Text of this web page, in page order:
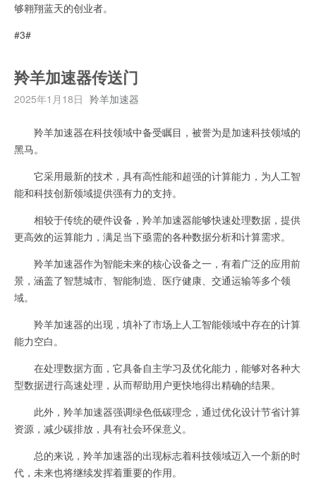
够翱翔蓝天的创业者。
#3#
羚羊加速器传送门
2025年1月18日 羚羊加速器
羚羊加速器在科技领域中备受瞩目，被誉为是加速科技领域的
黑马。
它采用最新的技术，具有高性能和超强的计算能力，为人工智
能和科技创新领域提供强有力的支持。
相较于传统的硬件设备，羚羊加速器能够快速处理数据，提供
更高效的运算能力，满足当下亟需的各种数据分析和计算需求。
羚羊加速器作为智能未来的核心设备之一，有着广泛的应用前
景，涵盖了智慧城市、智能制造、医疗健康、交通运输等多个领
域。
羚羊加速器的出现，填补了市场上人工智能领域中存在的计算
能力空白。
在处理数据方面，它具备自主学习及优化能力，能够对各种大
型数据进行高速处理，从而帮助用户更快地得出精确的结果。
此外，羚羊加速器强调绿色低碳理念，通过优化设计节省计算
资源，减少碳排放，具有社会环保意义。
总的来说，羚羊加速器的出现标志着科技领域迈入一个新的时
代，未来也将继续发挥着重要的作用。